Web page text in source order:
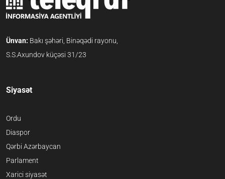
Ünvan: Bakı şəhəri, Binəqədi rayonu,
S.S.Axundov küçəsi 31/23
Siyasət
Ordu
Diaspor
Qərbi Azərbaycan
Parlament
Xarici siyasət